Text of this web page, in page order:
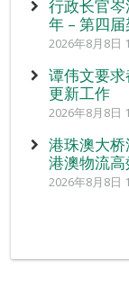
行政长官
年 – 第四届
2026年8月8日
谭伟文要
更新工作
2026年8月8日
港珠澳大
港澳物流高
2026年8月8日